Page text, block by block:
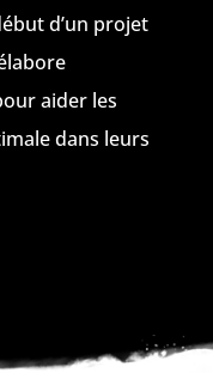
d’un projet
aider les
dans leurs